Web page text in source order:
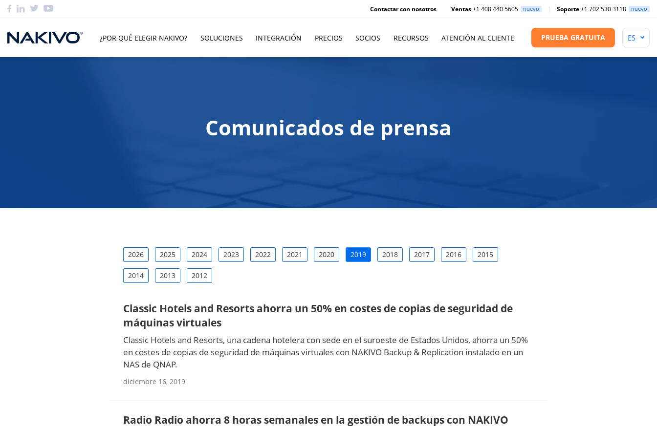
Contactar con nosotros Ventas+1 408 440 5605 nuevo Soporte+1 702 530 3118 nuevo
¿POR QUÉ ELEGIR NAKIVO? SOLUCIONES INTEGRACIÓN PRECIOS SOCIOS RECURSOS ATENCIÓN AL CLIENTE PRUEBA GRATUITA
Comunicados de prensa
2026 2025 2024 2023 2022 2021 2020 2019 2018 2017 2016 2015
2014 2013 2012
Classic Hotels and Resorts ahorra un 50% en costes de copias de seguridad de
máquinas virtuales
Classic Hotels and Resorts, una cadena hotelera con sede en el suroeste de Estados Unidos, ahorra un 50%
en costes de copias de seguridad de máquinas virtuales con NAKIVO Backup & Replication instalado en un
NAS de QNAP.
diciembre 16, 2019
Radio Radio ahorra 8 horas semanales en la gestión de backups con NAKIVO